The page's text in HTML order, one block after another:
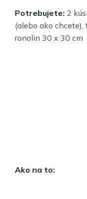
Potrebujete: 2
(alebo ako
ronolin 30 x 30 cm
Ako na to: